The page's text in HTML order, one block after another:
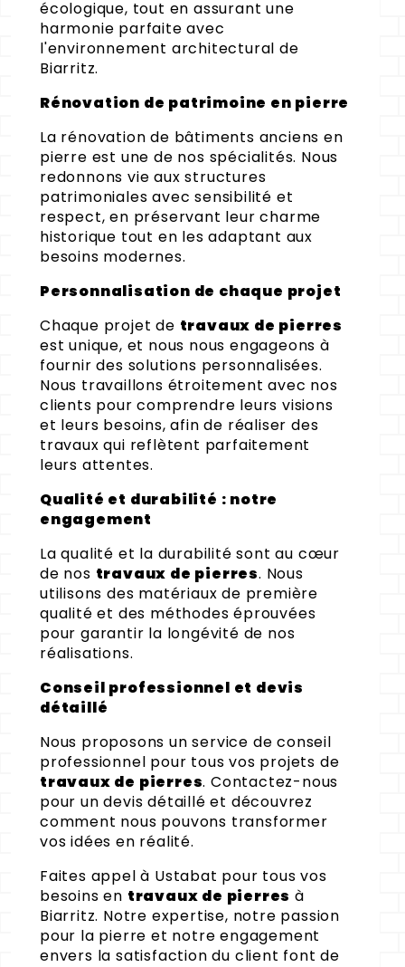
écologique, tout en assurant une
harmonie parfaite avec
l'environnement architectural de
Biarritz.
Rénovation de patrimoine en pierre
La rénovation de bâtiments anciens en
pierre est une de nos spécialités. Nous
redonnons vie aux structures
patrimoniales avec sensibilité et
respect, en préservant leur charme
historique tout en les adaptant aux
besoins modernes.
Personnalisation de chaque projet
Chaque projet de travaux de pierres
est unique, et nous nous engageons à
fournir des solutions personnalisées.
Nous travaillons étroitement avec nos
clients pour comprendre leurs visions
et leurs besoins, afin de réaliser des
travaux qui reflètent parfaitement
leurs attentes.
Qualité et durabilité : notre
engagement
La qualité et la durabilité sont au cœur
de nos travaux de pierres. Nous
utilisons des matériaux de première
qualité et des méthodes éprouvées
pour garantir la longévité de nos
réalisations.
Conseil professionnel et devis
détaillé
Nous proposons un service de conseil
professionnel pour tous vos projets de
travaux de pierres. Contactez-nous
pour un devis détaillé et découvrez
comment nous pouvons transformer
vos idées en réalité.
Faites appel à Ustabat pour tous vos
besoins en travaux de pierres à
Biarritz. Notre expertise, notre passion
pour la pierre et notre engagement
envers la satisfaction du client font de